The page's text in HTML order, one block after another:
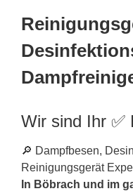
Wir sind Ihr ✅
🔎 Dampfbesen,
Reinigungsgerät
In Böbrach und im